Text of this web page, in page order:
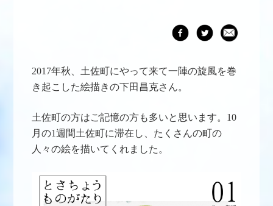
2017年秋、土佐町にやって来て一陣の旋風を巻
き起こした絵描きの下田昌克さん。
土佐町の方はご記憶の方も多いと思います。10
月の1週間土佐町に滞在し、たくさんの町の
人々の絵を描いてくれました。